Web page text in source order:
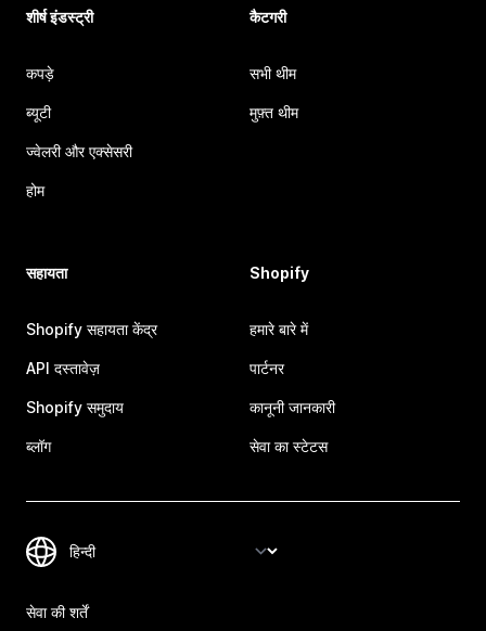
शीर्ष इंडस्ट्री
कपड़े
ब्यूटी
ज्वेलरी और एक्सेसरी
होम
कैटगरी
सभी थीम
मुफ़्त थीम
सहायता
Shopify सहायता केंद्र
API दस्तावेज़
Shopify समुदाय
ब्लॉग
Shopify
हमारे बारे में
पार्टनर
कानूनी जानकारी
सेवा का स्टेटस
सेवा की शर्तें